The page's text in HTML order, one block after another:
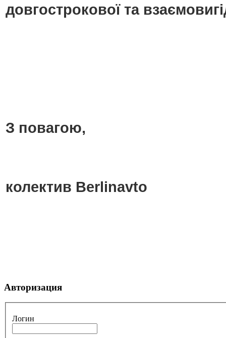
довгострокової та
З повагою,
колектив Berlinavto
Авторизация
Логин